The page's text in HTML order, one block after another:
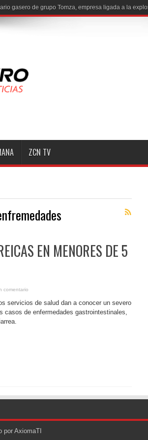
gasero de grupo Tomza, empresa ligada a la
ZCN TV
EN MENORES DE 5
comentario
servicios de salud dan a conocer un severo
casos de enfermedades gastrointestinales,
por AxiomaTI